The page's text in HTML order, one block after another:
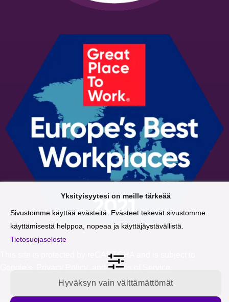
This site is protected by reCAPTCHA and is subject to
andTerms of Service
Yksityisyytesi on meille tärkeää
Sivustomme käyttää evästeitä. Evästeet tekevät sivustomme
käyttämisestä helppoa, nopeaa ja käyttäjäystävällistä.
Tietosuojaseloste
Hyväksyn vain välttämättömät